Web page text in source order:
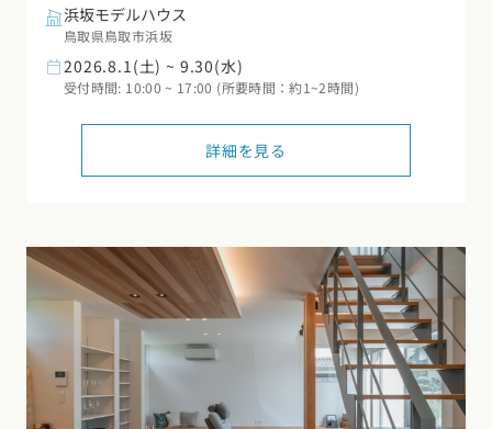
浜坂モデルハウス
鳥取県鳥取市浜坂
2026.8.1(土) ~ 9.30(水)
受付時間: 10:00 ~ 17:00 (所要時間：約1~2時間)
詳細を見る